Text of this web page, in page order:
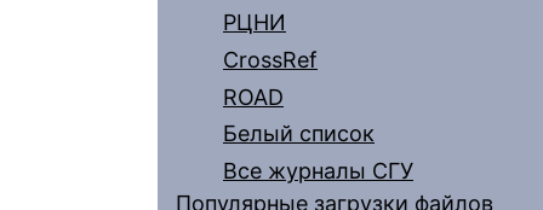
РЦНИ
CrossRef
ROAD
Белый список
Все журналы СГУ
Популярные загрузки файлов